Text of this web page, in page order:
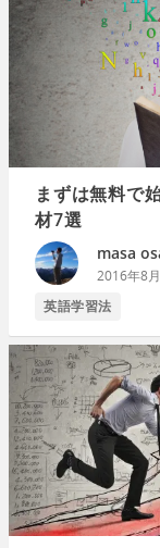
まずは無料で
材7選
masa
2016年8
英語学習法